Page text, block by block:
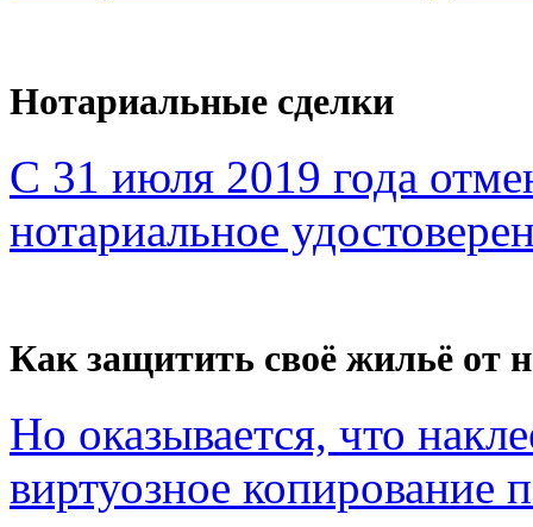
Нотариальные сделки
С 31 июля 2019 года
нотариальное
Как защитить своё жильё от
Но оказывается, что
виртуозное копирование